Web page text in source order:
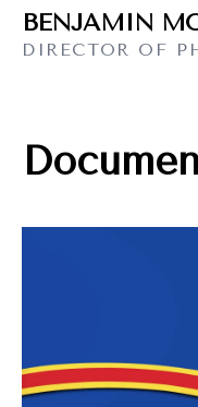
BENJAMIN MOREL
BENJAMIN
DIRECTOR OF